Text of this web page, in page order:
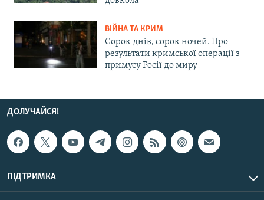
ВІЙНА ТА КРИМ
Сорок днів, сорок ночей. Про
результати кримської операції з
примусу Росії до миру
ДОЛУЧАЙСЯ!
ПІДТРИМКА